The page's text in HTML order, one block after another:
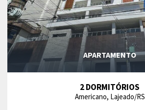
APARTAMENTO
2 DORMITÓRIOS
Americano, Lajeado/RS